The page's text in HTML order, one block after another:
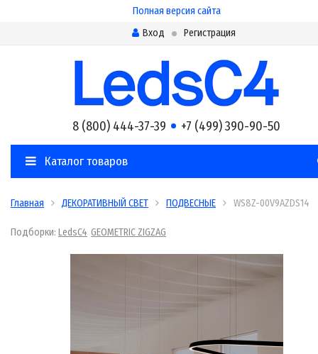
Полная версия сайта
Вход
Регистрация
8 (800) 444-37-39 +7 (499) 390-90-50
Каталог товаров
Главная ДЕКОРАТИВНЫЙ СВЕТ ПОДВЕСНЫЕ WS8Z-00V9AZDS14
Подборки: LedsC4 GEOMETRIC ZIGZAG